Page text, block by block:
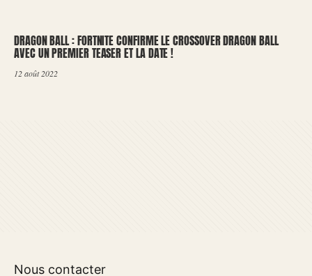
DRAGON BALL : FORTNITE CONFIRME LE CROSSOVER DRAGON BALL
AVEC UN PREMIER TEASER ET LA DATE !
12 août 2022
Nous contacter